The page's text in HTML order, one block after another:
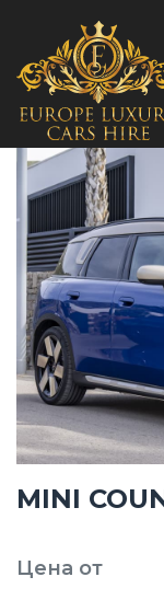
MINI
Цена от